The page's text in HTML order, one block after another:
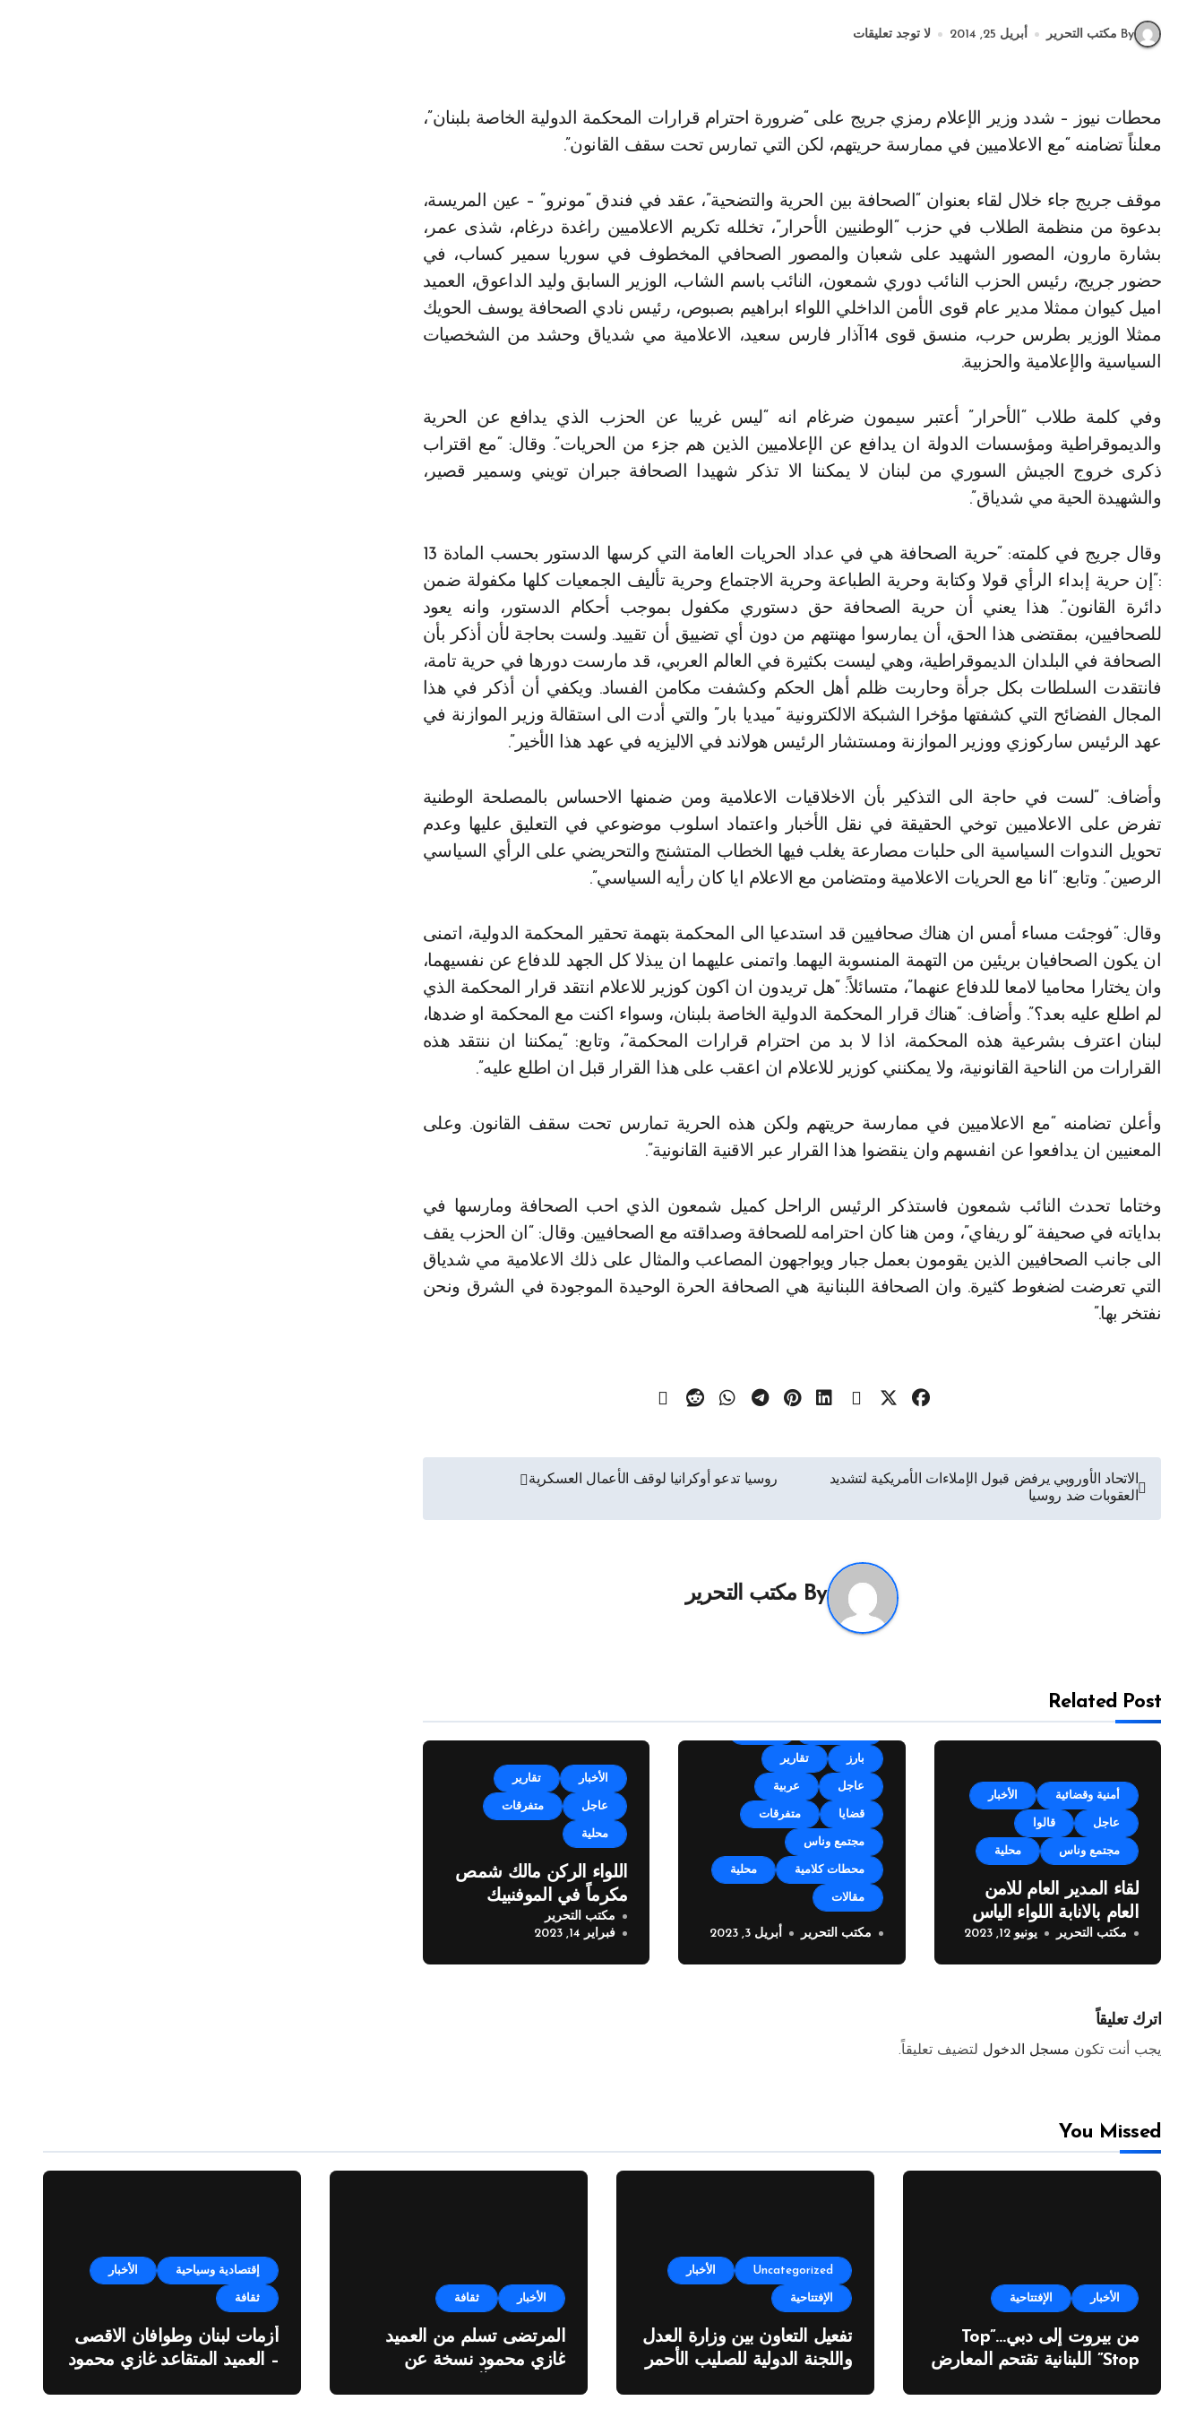
By مكتب التحرير أبريل 25, 2014 لا توجد تعليقات
محطات نيوز – شدد وزير الإعلام رمزي جريج على “ضرورة احترام قرارات المحكمة الدولية الخاصة بلبنان”،
معلناً تضامنه “مع الاعلاميين في ممارسة حريتهم، لكن التي تمارس تحت سقف القانون”.
موقف جريج جاء خلال لقاء بعنوان “الصحافة بين الحرية والتضحية”، عقد في فندق “مونرو” – عين المريسة،
بدعوة من منظمة الطلاب في حزب “الوطنيين الأحرار”، تخلله تكريم الاعلاميين راغدة درغام، شذى عمر،
بشارة مارون، المصور الشهيد على شعبان والمصور الصحافي المخطوف في سوريا سمير كساب، في
حضور جريج، رئيس الحزب النائب دوري شمعون، النائب باسم الشاب، الوزير السابق وليد الداعوق، العميد
اميل كيوان ممثلا مدير عام قوى الأمن الداخلي اللواء ابراهيم بصبوص، رئيس نادي الصحافة يوسف الحويك
ممثلا الوزير بطرس حرب، منسق قوى 14آذار فارس سعيد، الاعلامية مي شدياق وحشد من الشخصيات
السياسية والإعلامية والحزبية.
وفي كلمة طلاب “الأحرار” أعتبر سيمون ضرغام انه “ليس غريبا عن الحزب الذي يدافع عن الحرية
والديموقراطية ومؤسسات الدولة ان يدافع عن الإعلاميين الذين هم جزء من الحريات”. وقال: “مع اقتراب
ذكرى خروج الجيش السوري من لبنان لا يمكننا الا تذكر شهيدا الصحافة جبران تويني وسمير قصير،
والشهيدة الحية مي شدياق”.
وقال جريج في كلمته: “حرية الصحافة هي في عداد الحريات العامة التي كرسها الدستور بحسب المادة 13
:”إن حرية إبداء الرأي قولا وكتابة وحرية الطباعة وحرية الاجتماع وحرية تأليف الجمعيات كلها مكفولة ضمن
دائرة القانون”. هذا يعني أن حرية الصحافة حق دستوري مكفول بموجب أحكام الدستور، وانه يعود
للصحافيين، بمقتضى هذا الحق، أن يمارسوا مهنتهم من دون أي تضييق أن تقييد. ولست بحاجة لأن أذكر بأن
الصحافة في البلدان الديموقراطية، وهي ليست بكثيرة في العالم العربي، قد مارست دورها في حرية تامة،
فانتقدت السلطات بكل جرأة وحاربت ظلم أهل الحكم وكشفت مكامن الفساد. ويكفي أن أذكر في هذا
المجال الفضائح التي كشفتها مؤخرا الشبكة الالكترونية “ميديا بار” والتي أدت الى استقالة وزير الموازنة في
عهد الرئيس ساركوزي ووزير الموازنة ومستشار الرئيس هولاند في الاليزيه في عهد هذا الأخير”.
وأضاف: “لست في حاجة الى التذكير بأن الاخلاقيات الاعلامية ومن ضمنها الاحساس بالمصلحة الوطنية
تفرض على الاعلاميين توخي الحقيقة في نقل الأخبار واعتماد اسلوب موضوعي في التعليق عليها وعدم
تحويل الندوات السياسية الى حلبات مصارعة يغلب فيها الخطاب المتشنج والتحريضي على الرأي السياسي
الرصين”. وتابع: “انا مع الحريات الاعلامية ومتضامن مع الاعلام ايا كان رأيه السياسي”.
وقال: “فوجئت مساء أمس ان هناك صحافيين قد استدعيا الى المحكمة بتهمة تحقير المحكمة الدولية، اتمنى
ان يكون الصحافيان بريئين من التهمة المنسوبة اليهما. واتمنى عليهما ان يبذلا كل الجهد للدفاع عن نفسيهما،
وان يختارا محاميا لامعا للدفاع عنهما”، متسائلاً: “هل تريدون ان اكون كوزير للاعلام انتقد قرار المحكمة الذي
لم اطلع عليه بعد؟”. وأضاف: “هناك قرار المحكمة الدولية الخاصة بلبنان، وسواء اكنت مع المحكمة او ضدها،
لبنان اعترف بشرعية هذه المحكمة، اذا لا بد من احترام قرارات المحكمة”، وتابع: “يمكننا ان ننتقد هذه
القرارات من الناحية القانونية، ولا يمكنني كوزير للاعلام ان اعقب على هذا القرار قبل ان اطلع عليه”.
وأعلن تضامنه “مع الاعلاميين في ممارسة حريتهم ولكن هذه الحرية تمارس تحت سقف القانون. وعلى
المعنيين ان يدافعوا عن انفسهم وان ينقضوا هذا القرار عبر الاقنية القانونية”.
وختاما تحدث النائب شمعون فاستذكر الرئيس الراحل كميل شمعون الذي احب الصحافة ومارسها في
بداياته في صحيفة “لو ريفاي”، ومن هنا كان احترامه للصحافة وصداقته مع الصحافيين. وقال: “ان الحزب يقف
الى جانب الصحافيين الذين يقومون بعمل جبار ويواجهون المصاعب والمثال على ذلك الاعلامية مي شدياق
التي تعرضت لضغوط كثيرة. وان الصحافة اللبنانية هي الصحافة الحرة الوحيدة الموجودة في الشرق ونحن
نفتخر بها.”
تصفّح
المقالات
الاتحاد الأوروبي يرفض قبول الإملاءات الأمريكية لتشديد
العقوبات ضد روسيا
روسيا تدعو أوكرانيا لوقف الأعمال العسكرية
By مكتب التحرير
Related Post
أمنية وقضائية الأخبار
عاجل قالوا
مجتمع وناس محلية
لقاء المدير العام للامن
العام بالانابة اللواء الياس
البيسري مع وفد من
مراسلي الصحف العربية
مكتب التحرير يونيو 12, 2023
بارز تقارير
عاجل عربية
قضايا متفرقات
مجتمع وناس
محطات كلامية محلية
مقالات
خطوة فريدة من بلدية
زوق مكايل بوجه اصحاب
مكتب التحرير أبريل 3, 2023
الأخبار تقارير
عاجل متفرقات
محلية
اللواء الركن مالك شمص
مكرماً في الموفنبيك
بيروت
مكتب التحرير
فبراير 14, 2023
اترك تعليقاً
يجب أنت تكون مسجل الدخول لتضيف تعليقاً.
You Missed
الأخبار الإفتتاحية
من بيروت إلى دبي…”Top
Stop” اللبنانية تقتحم المعارض
Uncategorized الأخبار
الإفتتاحية
تفعيل التعاون بين وزارة العدل
واللجنة الدولية للصليب الأحمر
الأخبار ثقافة
المرتضى تسلم من العميد
غازي محمود نسخة عن
إقتصادية وسياحية الأخبار
ثقافة
أزمات لبنان وطوافان الاقصى
– العميد المتقاعد غازي محمود